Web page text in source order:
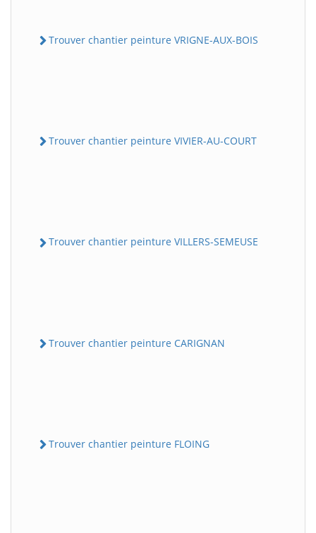
Trouver chantier peinture VRIGNE-AUX-BOIS
Trouver chantier peinture VIVIER-AU-COURT
Trouver chantier peinture VILLERS-SEMEUSE
Trouver chantier peinture CARIGNAN
Trouver chantier peinture FLOING